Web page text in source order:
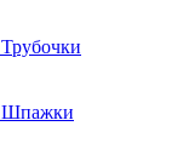
Трубочки
Шпажки